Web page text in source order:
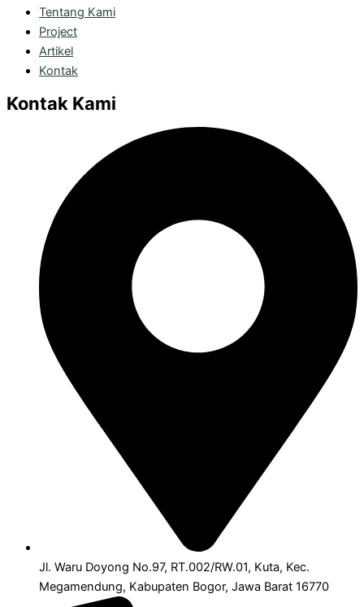
Tentang Kami
Project
Artikel
Kontak
Kontak Kami
Jl. Waru Doyong No.97, RT.002/RW.01, Kuta, Kec.
Megamendung, Kabupaten Bogor, Jawa Barat 16770